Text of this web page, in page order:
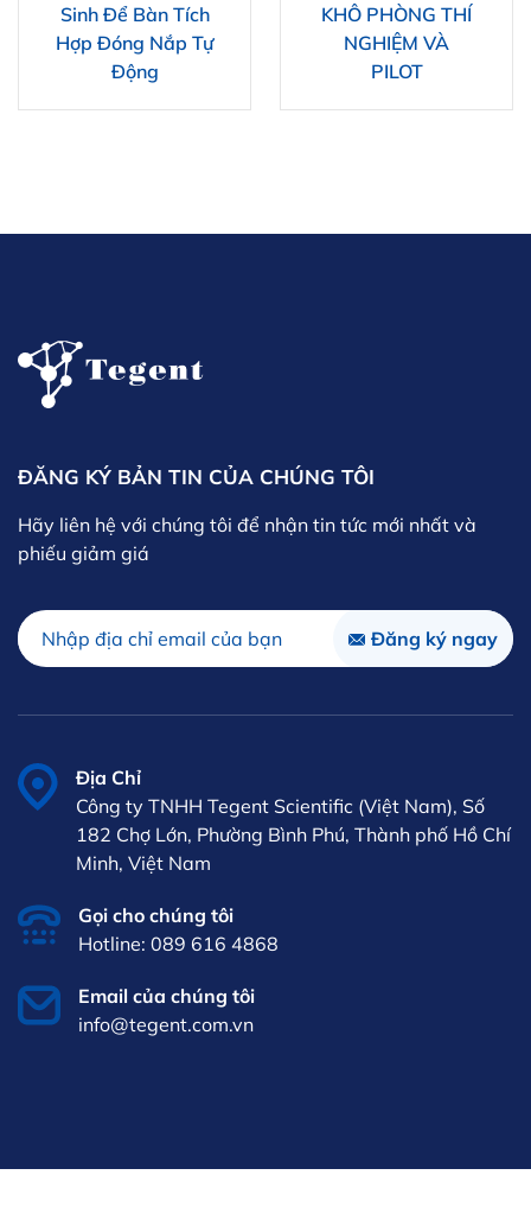
089 616
Sinh Để Bàn Tích
Hợp Đóng Nắp Tự
Động
KHÔ PHÒNG THÍ
NGHIỆM VÀ
PILOT
ĐĂNG KÝ BẢN TIN CỦA CHÚNG TÔI
Hãy liên hệ với chúng tôi để nhận tin tức mới nhất và
phiếu giảm giá
Địa Chỉ
Công ty TNHH Tegent Scientific (Việt Nam), Số
182 Chợ Lớn, Phường Bình Phú, Thành phố Hồ Chí
Minh, Việt Nam
Gọi cho chúng tôi
Hotline: 089 616 4868
Email của chúng tôi
info@tegent.com.vn